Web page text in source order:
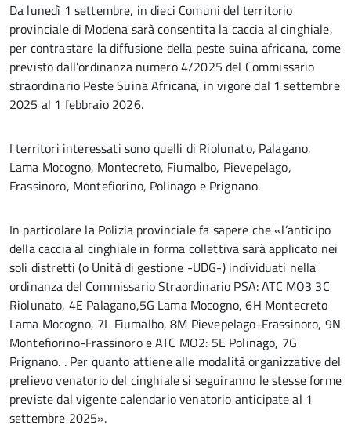
Da lunedì 1 settembre, in dieci Comuni del territorio
provinciale di Modena sarà consentita la caccia al cinghiale,
per contrastare la diffusione della peste suina africana, come
previsto dall’ordinanza numero 4/2025 del Commissario
straordinario Peste Suina Africana, in vigore dal 1 settembre
2025 al 1 febbraio 2026.
I territori interessati sono quelli di Riolunato, Palagano,
Lama Mocogno, Montecreto, Fiumalbo, Pievepelago,
Frassinoro, Montefiorino, Polinago e Prignano.
In particolare la Polizia provinciale fa sapere che «l’anticipo
della caccia al cinghiale in forma collettiva sarà applicato nei
soli distretti (o Unità di gestione -UDG-) individuati nella
ordinanza del Commissario Straordinario PSA: ATC MO3 3C
Riolunato, 4E Palagano,5G Lama Mocogno, 6H Montecreto
Lama Mocogno, 7L Fiumalbo, 8M Pievepelago-Frassinoro, 9N
Montefiorino-Frassinoro e ATC MO2: 5E Polinago, 7G
Prignano. . Per quanto attiene alle modalità organizzative del
prelievo venatorio del cinghiale si seguiranno le stesse forme
previste dal vigente calendario venatorio anticipate al 1
settembre 2025».